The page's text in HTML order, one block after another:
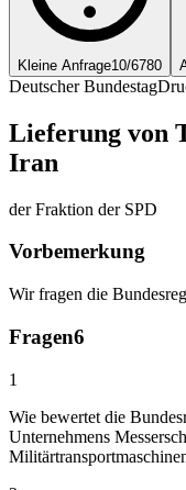
Kleine Anfrage10/6780
Deutscher Bundestag
Lieferung von
Iran
der Fraktion der SPD
Vorbemerkung
Wir fragen die
Fragen6
1
Wie bewertet die
Unternehmens